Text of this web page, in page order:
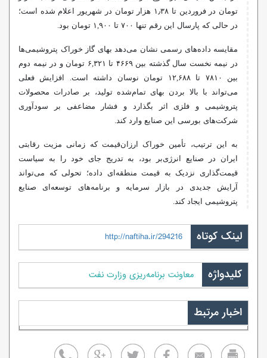
تومان در فروردین تا ۱٫۳۸ هزار تومان در شهریور اعلام شده است؛
در حالی که پارسال این رقم تنها ۷۰۰ تا ۱,۹۰۰ تومان بود.
مقایسه داده‌های رسمی نشان می‌دهد بهای گاز خوراک پتروشیمی‌ها
در نیمه نخست سال گذشته بین ۴۶۶۹ تا ۶,۳۲۱ تومان و در نیمه دوم
بین ۷۸۱۰ تا ۱۲,۶۸۸ تومان نوسان داشته است. افزایش فعلی
می‌تواند با بالا بردن بهای تمام‌شده تولید، بر صادرات محصولات
پتروشیمی و فلزی اثر بگذارد و فشار مضاعفی بر سودآوری
شرکت‌های بورسی این صنایع وارد کند.
به این ترتیب، تأمین خوراک ارزان‌قیمت که زمانی مزیت رقابتی
ایران در صنایع انرژی‌بر بود، به تدریج جای خود را به سیاست
قیمت‌گذاری نزدیک به قیمت منطقه‌ای داده؛ تحولی که می‌تواند
آرایش جدیدی در بازار سرمایه و برنامه‌های توسعه‌ای صنایع
پتروشیمی ایجاد کند.
لینک کوتاه http://naftiha.ir/294216
کلیدواژه معاونت برنامه‌ریزی وزارت نفت
اخبار مرتبط